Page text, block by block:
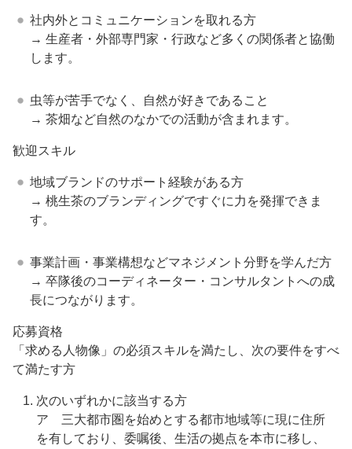
社内外とコミュニケーションを取れる方
→ 生産者・外部専門家・行政など多くの関係者と協働
します。
虫等が苦手でなく、自然が好きであること
→ 茶畑など自然のなかでの活動が含まれます。
歓迎スキル
地域ブランドのサポート経験がある方
→ 桃生茶のブランディングですぐに力を発揮できま
す。
事業計画・事業構想などマネジメント分野を学んだ方
→ 卒隊後のコーディネーター・コンサルタントへの成
長につながります。
応募資格
「求める人物像」の必須スキルを満たし、次の要件をすべ
て満たす方
次のいずれかに該当する方
ア 三大都市圏を始めとする都市地域等に現に住所
を有しており、委嘱後、生活の拠点を本市に移し、